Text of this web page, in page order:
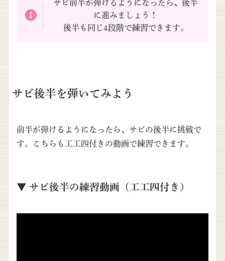
サビ前半が弾けるようになったら、後半
に進みましょう！
後半も同じ4段階で練習できます。
サビ後半を弾いてみよう
前半が弾けるようになったら、サビの後半に挑戦で
す。こちらも工工四付きの動画で練習できます。
▼ サビ後半の練習動画（工工四付き）